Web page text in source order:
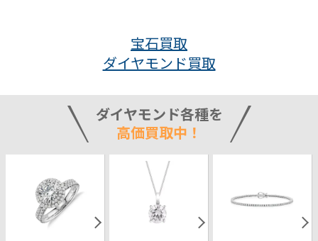
宝石買取
ダイヤモンド買取
ダイヤモンド各種を
高価買取中！